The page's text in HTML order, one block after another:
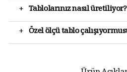
+ Tablolarınız nasıl üretiliyor?
+ Özel ölçü tablo